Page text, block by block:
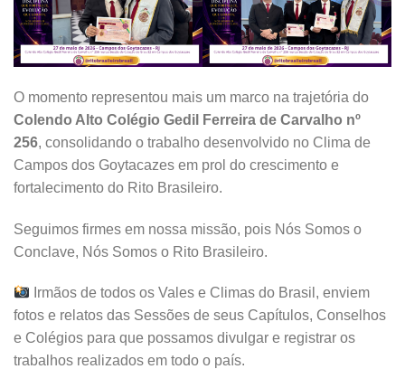
O momento representou mais um marco na trajetória do
Colendo Alto Colégio Gedil Ferreira de Carvalho nº
256, consolidando o trabalho desenvolvido no Clima de
Campos dos Goytacazes em prol do crescimento e
fortalecimento do Rito Brasileiro.
Seguimos firmes em nossa missão, pois Nós Somos o
Conclave, Nós Somos o Rito Brasileiro.
Irmãos de todos os Vales e Climas do Brasil, enviem
fotos e relatos das Sessões de seus Capítulos, Conselhos
e Colégios para que possamos divulgar e registrar os
trabalhos realizados em todo o país.